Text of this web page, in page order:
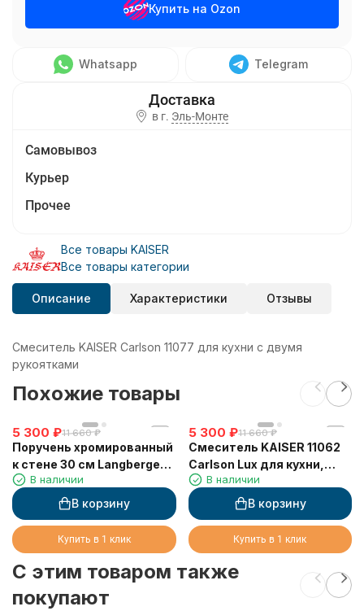
Купить на Ozon
Whatsapp Telegram
в г. Эль-Монте
Самовывоз
Курьер
Прочее
Все товары KAISER
Все товары категории
Описание Характеристики Отзывы
Смеситель KAISER Carlson 11077 для кухни с двумя
рукоятками
Похожие товары
5 300 ₽11 660 ₽
Поручень хромированный
к стене 30 см Langberger
11056A
В наличии
В корзину
Купить в 1 клик
5 300 ₽11 660 ₽
Смеситель KAISER 11062
Carlson Lux для кухни,
хромВ наличии
В корзину
Купить в 1 клик
C этим товаром также
покупают